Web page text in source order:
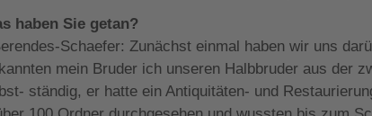
haben Sie getan?
Schaefer: Zunächst einmal haben wir uns
mein Bruder ich unseren Halbbruder aus der
ständig, er hatte ein Antiquitäten- und